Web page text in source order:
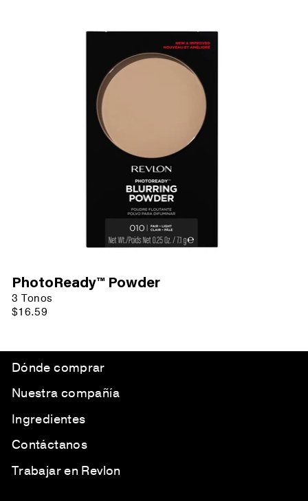
PhotoReady™ Powder
3 Tonos
$16.59
Dónde comprar
Nuestra compañía
Ingredientes
Contáctanos
Trabajar en Revlon